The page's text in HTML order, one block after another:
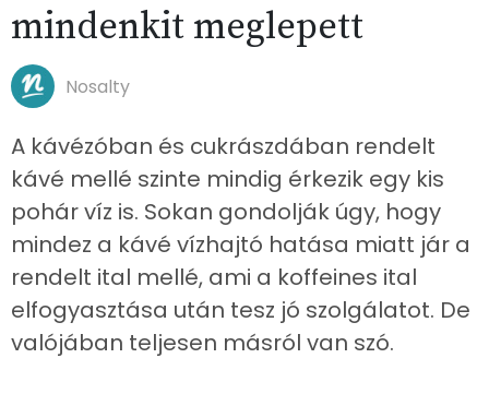
mindenkit meglepett
Nosalty
A kávézóban és cukrászdában rendelt
kávé mellé szinte mindig érkezik egy kis
pohár víz is. Sokan gondolják úgy, hogy
mindez a kávé vízhajtó hatása miatt jár a
rendelt ital mellé, ami a koffeines ital
elfogyasztása után tesz jó szolgálatot. De
valójában teljesen másról van szó.